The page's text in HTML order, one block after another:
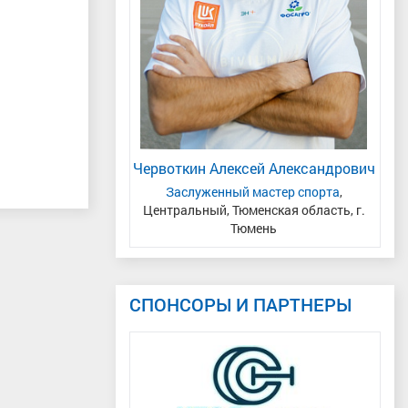
Червоткин Алексей Александрович
Заслуженный мастер спорта,
Центральный, Тюменская область, г.
Тюмень
СПОНСОРЫ И ПАРТНЕРЫ